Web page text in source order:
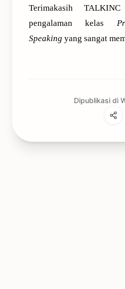
Terimakasih
pengalaman kelas
Speaking yang sangat
Dipublikasi di